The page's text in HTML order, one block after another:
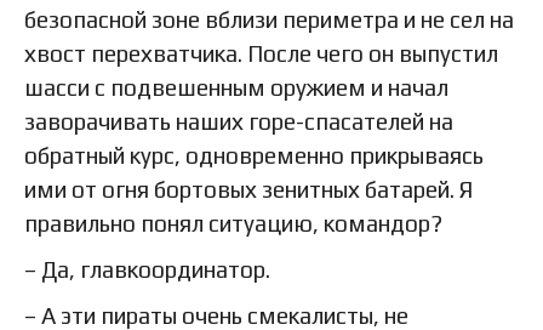
безопасной зоне вблизи периметра и не сел на
хвост перехватчика. После чего он выпустил
шасси с подвешенным оружием и начал
заворачивать наших горе-спасателей на
обратный курс, одновременно прикрываясь
ими от огня бортовых зенитных батарей. Я
правильно понял ситуацию, командор?
– Да, главкоординатор.
– А эти пираты очень смекалисты, не